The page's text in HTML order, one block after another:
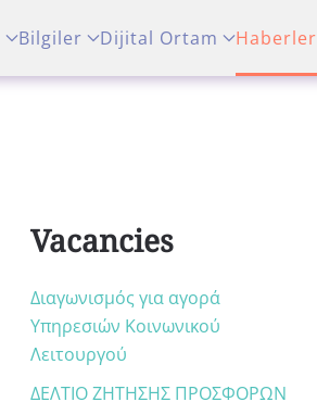
Bilgiler Dijital Ortam Haberler
Vacancies
Διαγωνισμός για αγορά
Υπηρεσιών Κοινωνικού
Λειτουργού
ΔΕΛΤΙΟ ΖΗΤΗΣΗΣ ΠΡΟΣΦΟΡΩΝ